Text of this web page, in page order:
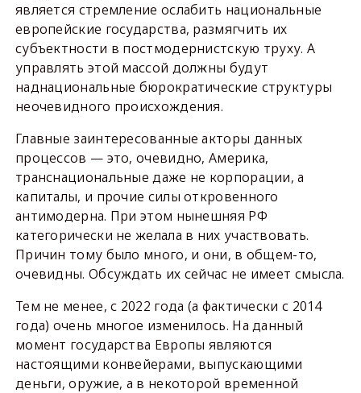
является стремление ослабить национальные
европейские государства, размягчить их
субъектности в постмодернистскую труху. А
управлять этой массой должны будут
наднациональные бюрократические структуры
неочевидного происхождения.
Главные заинтересованные акторы данных
процессов — это, очевидно, Америка,
транснациональные даже не корпорации, а
капиталы, и прочие силы откровенного
антимодерна. При этом нынешняя РФ
категорически не желала в них участвовать.
Причин тому было много, и они, в общем-то,
очевидны. Обсуждать их сейчас не имеет смысла.
Тем не менее, с 2022 года (а фактически с 2014
года) очень многое изменилось. На данный
момент государства Европы являются
настоящими конвейерами, выпускающими
деньги, оружие, а в некоторой временной